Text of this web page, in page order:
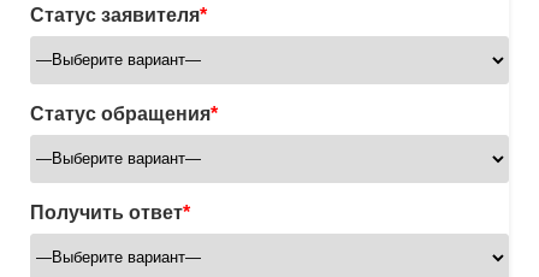
Статус заявителя*
Статус обращения*
Получить ответ*